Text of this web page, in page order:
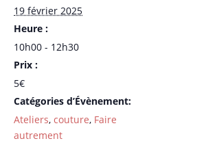
19 février 2025
Heure :
10h00 - 12h30
Prix :
5€
Catégories d’Évènement:
Ateliers, couture, Faire
autrement